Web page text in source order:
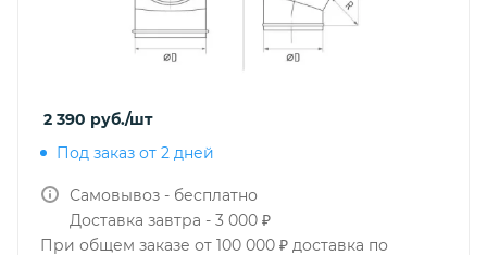
2 390 руб./шт
Под заказ от 2 дней
Самовывоз - бесплатно
Доставка завтра - 3 000 ₽
При общем заказе от 100 000 ₽ доставка по